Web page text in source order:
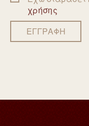
χρήσης
ΕΓΓΡΑΦΗ